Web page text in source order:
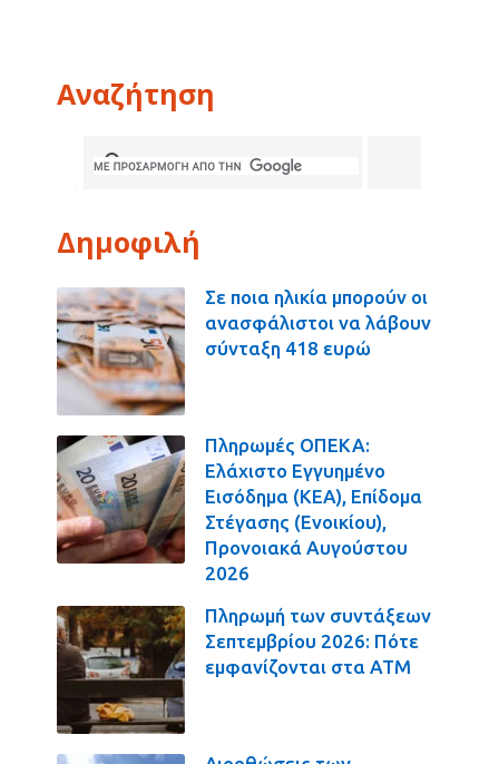
Αναζήτηση
Δημοφιλή
Σε ποια ηλικία μπορούν οι
ανασφάλιστοι να λάβουν
σύνταξη 418 ευρώ
Πληρωμές ΟΠΕΚΑ:
Ελάχιστο Εγγυημένο
Εισόδημα (ΚΕΑ), Επίδομα
Στέγασης (Ενοικίου),
Προνοιακά Αυγούστου
2026
Πληρωμή των συντάξεων
Σεπτεμβρίου 2026: Πότε
εμφανίζονται στα ΑΤΜ